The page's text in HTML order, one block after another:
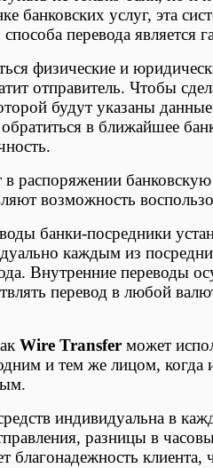
банковских услуг, эта
перевода
физические и
отправитель. Чтобы
будут указаны
в ближайшее
в распоряжении
возможность
банки-посредники
каждым из
Внутренние переводы
перевод в любой
Wire Transfer может
и тем же лицом,
индивидуальна в
разницы в
благонадежность